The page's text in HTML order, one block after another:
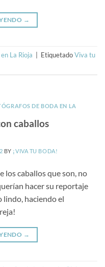
→
La Rioja EtiquetadoViva tu
DE BODA EN LA
caballos
BY ¡VIVA TU BODA!
los caballos que son, no
hacer su reportaje
lindo, haciendo el
→